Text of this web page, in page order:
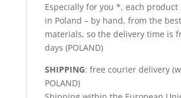
Especially for you *, each product
in Poland – by hand, from the best
materials, so the delivery time is
days (POLAND)
SHIPPING: free courier delivery
POLAND)